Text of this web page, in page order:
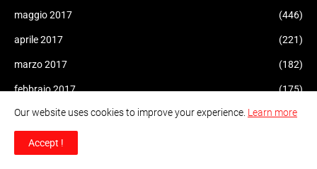
maggio 2017 (446)
aprile 2017 (221)
marzo 2017 (182)
febbraio 2017 (175)
gennaio 2017 (308)
dicembre 2016
Our website uses cookies to improve your experience. Learn more
Accept !